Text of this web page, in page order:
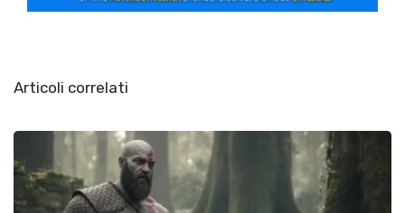
Articoli correlati